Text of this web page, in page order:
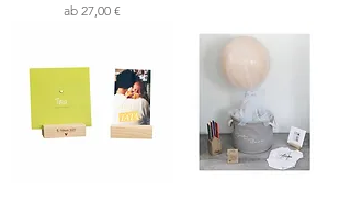
ab 27,00 €
Sale-Preis